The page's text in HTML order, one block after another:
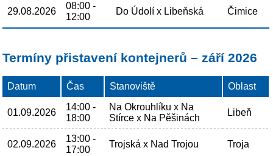
29.08.2026
08:00 -
12:00
Do Údolí x Libeňská Čimice
Termíny přistavení kontejnerů – září 2026
Datum Čas Stanoviště Oblast
01.09.2026
14:00 -
18:00
Na Okrouhlíku x Na
Stírce x Na Pěšinách
Libeň
02.09.2026
13:00 -
17:00
Trojská x Nad Trojou Troja